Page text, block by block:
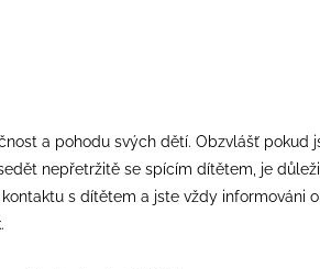
a pohodu svých dětí. Obzvlášť pokud
nepřetržitě se spícím dítětem, je
s dítětem a jste vždy informováni